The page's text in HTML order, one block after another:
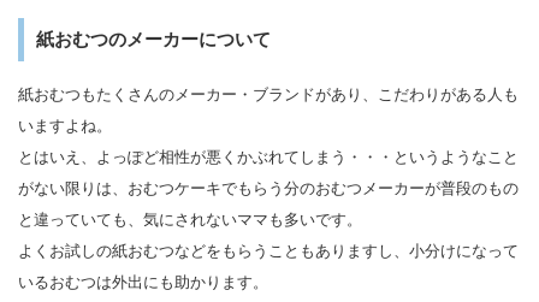
紙おむつのメーカーについて
紙おむつもたくさんのメーカー・ブランドがあり、こだわりがある人も
いますよね。
とはいえ、よっぽど相性が悪くかぶれてしまう・・・というようなこと
がない限りは、おむつケーキでもらう分のおむつメーカーが普段のもの
と違っていても、気にされないママも多いです。
よくお試しの紙おむつなどをもらうこともありますし、小分けになって
いるおむつは外出にも助かります。